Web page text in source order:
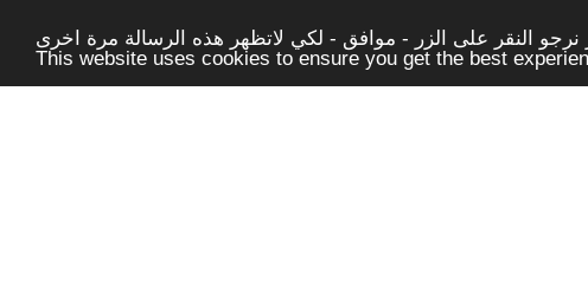
النقر على الزر - موافق - لكي لاتظهر هذه الرسالة مرة اخرى -
This website uses cookies to ensure you get the best